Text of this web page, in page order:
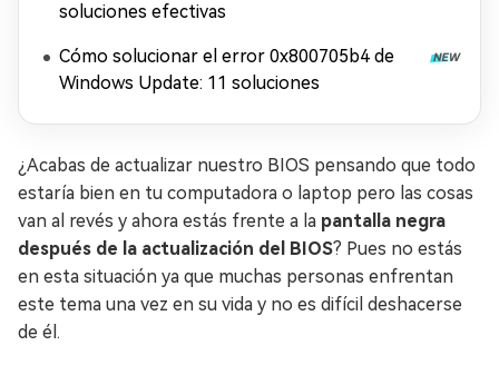
soluciones efectivas
Cómo solucionar el error 0x800705b4 de
Windows Update: 11 soluciones
¿Acabas de actualizar nuestro BIOS pensando que todo
estaría bien en tu computadora o laptop pero las cosas
van al revés y ahora estás frente a la pantalla negra
después de la actualización del BIOS? Pues no estás
en esta situación ya que muchas personas enfrentan
este tema una vez en su vida y no es difícil deshacerse
de él.